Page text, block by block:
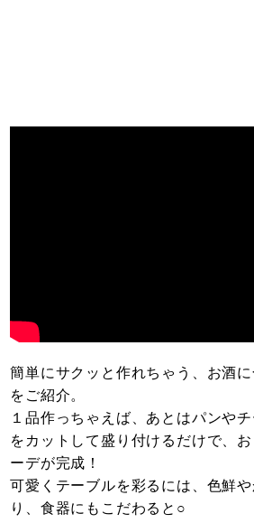
簡単にサクッと作れちゃう、お酒
をご紹介。
１品作っちゃえば、あとはパンや
をカットして盛り付けるだけで、
ーデが完成！
可愛くテーブルを彩るには、色鮮
り、食器にもこだわると○